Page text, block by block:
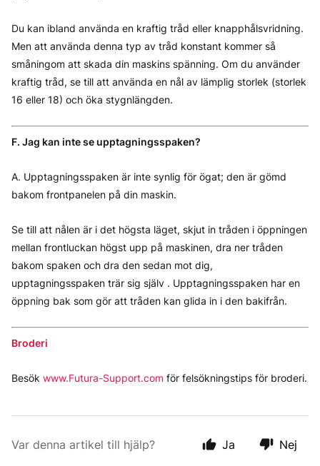
Du kan ibland använda en kraftig tråd eller knapphålsvridning.
Men att använda denna typ av tråd konstant kommer så
småningom att skada din maskins spänning. Om du använder
kraftig tråd, se till att använda en nål av lämplig storlek (storlek
16 eller 18) och öka stygnlängden.
F. Jag kan inte se upptagningsspaken?
A. Upptagningsspaken är inte synlig för ögat; den är gömd
bakom frontpanelen på din maskin.
Se till att nålen är i det högsta läget, skjut in tråden i öppningen
mellan frontluckan högst upp på maskinen, dra ner tråden
bakom spaken och dra den sedan mot dig,
upptagningsspaken trär sig själv . Upptagningsspaken har en
öppning bak som gör att tråden kan glida in i den bakifrån.
Broderi
Besök www.Futura-Support.com för felsökningstips för broderi.
Var denna artikel till hjälp? Ja Nej